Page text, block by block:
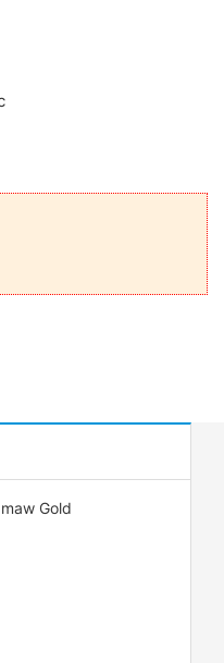
Gold